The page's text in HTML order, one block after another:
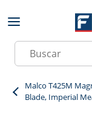
Skip to main
Site Search
Malco T425M
Blade, Imperial